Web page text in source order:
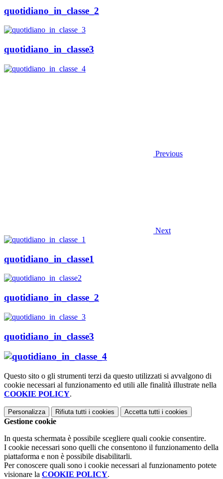
quotidiano_in_classe_2
quotidiano_in_classe3
Previous
Next
quotidiano_in_classe1
quotidiano_in_classe_2
quotidiano_in_classe3
Questo sito o gli strumenti terzi da questo utilizzati si avvalgono di
cookie necessari al funzionamento ed utili alle finalità illustrate nella
COOKIE POLICY.
Personalizza Rifiuta tutti i cookies Accetta tutti i cookies
Gestione cookie
In questa schermata è possibile scegliere quali cookie consentire.
I cookie necessari sono quelli che consentono il funzionamento della
piattaforma e non è possibile disabilitarli.
Per conoscere quali sono i cookie necessari al funzionamento potete
visionare la COOKIE POLICY.